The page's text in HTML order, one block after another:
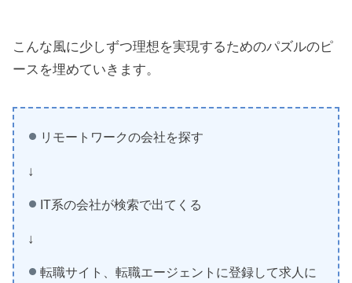
こんな風に少しずつ理想を実現するためのパズルのピ
ースを埋めていきます。
リモートワークの会社を探す
↓
IT系の会社が検索で出てくる
↓
転職サイト、転職エージェントに登録して求人に